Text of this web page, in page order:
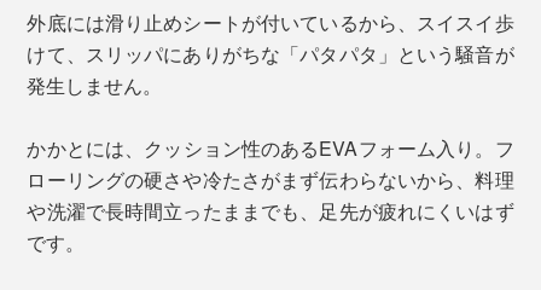
外底には滑り止めシートが付いているから、スイスイ歩
けて、スリッパにありがちな「パタパタ」という騒音が
発生しません。
かかとには、クッション性のあるEVAフォーム入り。フ
ローリングの硬さや冷たさがまず伝わらないから、料理
や洗濯で長時間立ったままでも、足先が疲れにくいはず
です。